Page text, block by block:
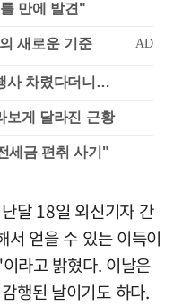
만에 발견"
사 차렸다더니…
보게 달라진 근황
세금 편취 사기"
달 18일 외신기자 간
서 얻을 수 있는 이득이
라고 밝혔다. 이날은
행된 날이기도 하다.